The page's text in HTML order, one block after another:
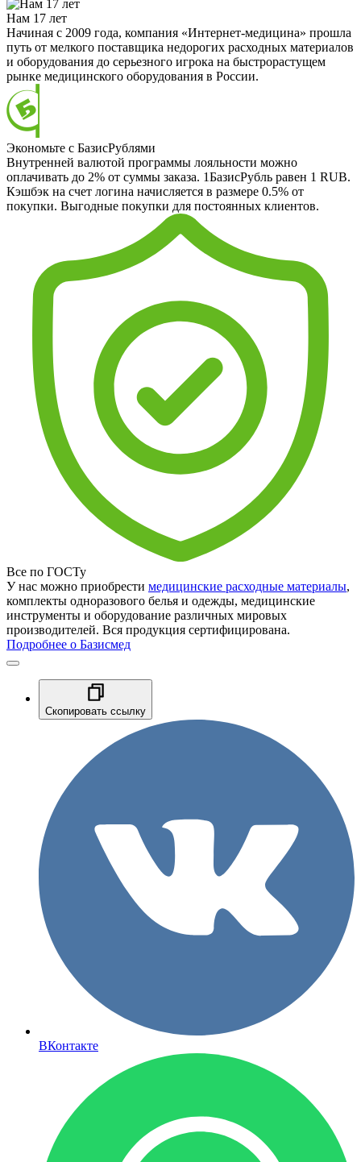
Нам 17 лет
Начиная с 2009 года, компания «Интернет-медицина» прошла
путь от мелкого поставщика недорогих расходных материалов
и оборудования до серьезного игрока на быстрорастущем
рынке медицинского оборудования в России.
Экономьте с БазисРублями
Внутренней валютой программы лояльности можно
оплачивать до 2% от суммы заказа. 1БазисРубль равен 1 RUB.
Кэшбэк на счет логина начисляется в размере 0.5% от
покупки. Выгодные покупки для постоянных клиентов.
Все по ГОСТу
У нас можно приобрести медицинские расходные материалы,
комплекты одноразового белья и одежды, медицинские
инструменты и оборудование различных мировых
производителей. Вся продукция сертифицирована.
Подробнее о Базисмед
Скопировать ссылку
ВКонтакте